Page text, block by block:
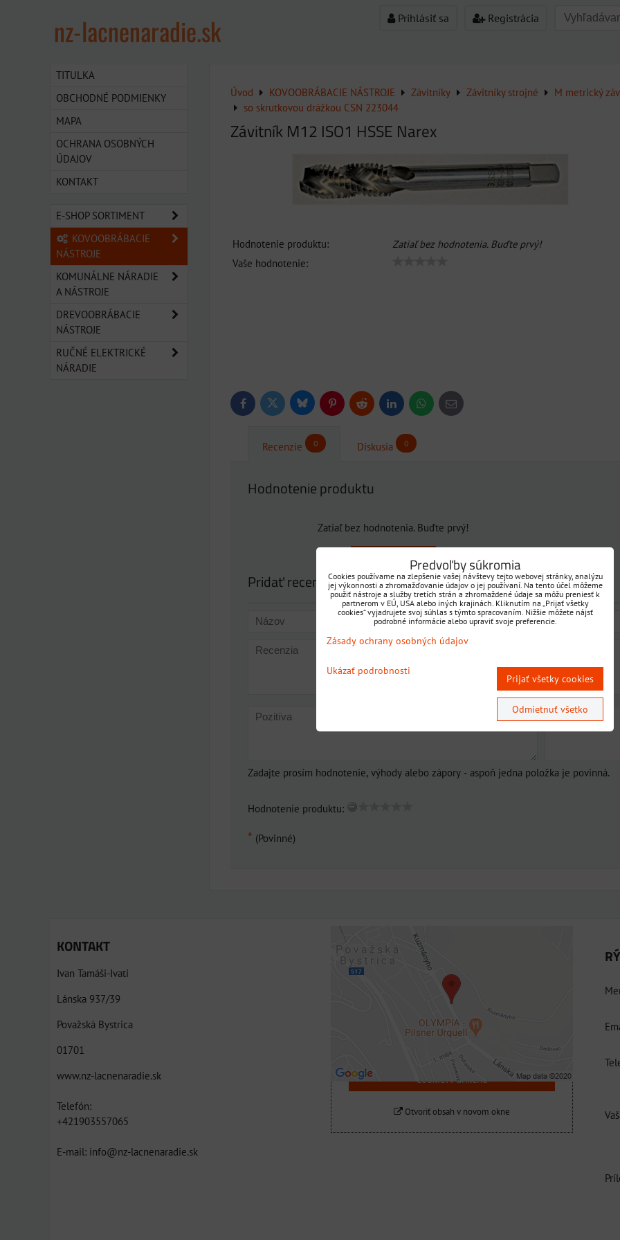
Prihlásiť sa Registrácia
nz-lacnenaradie.sk
Úvod KOVOOBRÁBACIE NÁSTROJE Závitníky Závitníky strojné
M metrický
so skrutkovou drážkou CSN 223044
Závitník M12 ISO1 HSSE Narex
Hodnotenie produktu:
Zatiaľ bez hodnotenia. Buďte prvý!
Vaše hodnotenie:
FacebookTwitter BlueskyPinterestReddit LinkedInWhatsApp
E-
mail
Recenzie 0 Diskusia 0
Hodnotenie produktu
Zatiaľ bez hodnotenia. Buďte prvý!
Pridať recenziu
Pridať recenziu
Zadajte prosím hodnotenie, výhody alebo zápory - aspoň jedna položka je povinná.
Hodnotenie produktu:
* (Povinné)
TITULKA
OBCHODNÉ PODMIENKY
MAPA
OCHRANA OSOBNÝCH
ÚDAJOV
KONTAKT
E-SHOP SORTIMENT
KOVOOBRÁBACIE
NÁSTROJE
KOMUNÁLNE NÁRADIE
A NÁSTROJE
DREVOOBRÁBACIE
NÁSTROJE
RUČNÉ ELEKTRICKÉ
NÁRADIE
KONTAKT
Ivan Tamáši-Ivati
Lánska 937/39
Považská Bystrica
01701
www.nz-lacnenaradie.sk
Telefón:
+421903557065
E-mail: info@nz-lacnenaradie.sk
Externý obsah je blokovaný Voľbami
súkromia
Prajete si načítať externý obsah?
Povoliť tentokrát
Povoliť a zapamätať - súhlas s druhom
cookie: Funkčné
Otvoriť obsah v novom okne
Predvoľby súkromia
Cookies používame na zlepšenie vašej návštevy tejto webovej stránky, analýzu
jej výkonnosti a zhromažďovanie údajov o jej používaní. Na tento účel môžeme
použiť nástroje a služby tretích strán a zhromaždené údaje sa môžu preniesť k
partnerom v EÚ, USA alebo iných krajinách. Kliknutím na „Prijať všetky
cookies“ vyjadrujete svoj súhlas s týmto spracovaním. Nižšie môžete nájsť
podrobné informácie alebo upraviť svoje preferencie.
Zásady ochrany osobných údajov
Ukázať podrobnosti
Prijať všetky cookies
Odmietnuť všetko